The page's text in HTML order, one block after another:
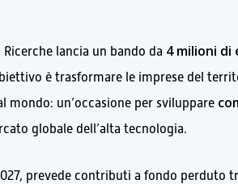
lancia un bando da 4 milioni di
è trasformare le imprese del
mondo: un’occasione per sviluppare
globale dell’alta tecnologia.
prevede contributi a fondo perduto